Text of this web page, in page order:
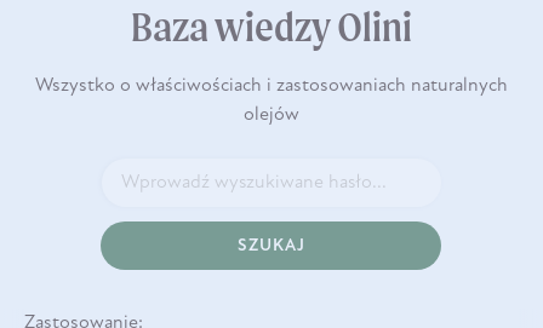
Baza wiedzy Olini
Wszystko o właściwościach i zastosowaniach naturalnych
olejów
SZUKAJ
Zastosowanie: